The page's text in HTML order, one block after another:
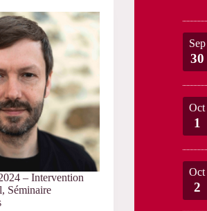
»
– Intervention
Séminaire
Sep
30
Oct
1
Oct
2